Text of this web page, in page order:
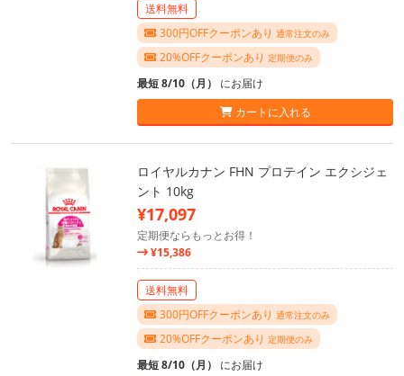
送料無料
300円OFFクーポンあり 通常注文のみ
20%OFFクーポンあり 定期便のみ
最短 8/10（月） にお届け
カートに入れる
ロイヤルカナン FHN プロテイン エクシジェ
ント 10kg
¥17,097
定期便ならもっとお得！
¥15,386
送料無料
300円OFFクーポンあり 通常注文のみ
20%OFFクーポンあり 定期便のみ
最短 8/10（月） にお届け